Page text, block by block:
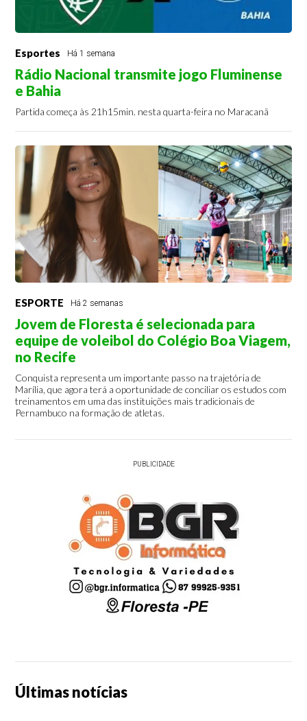
Esportes Há 1 semana
Rádio Nacional transmite jogo Fluminense
e Bahia
Partida começa às 21h15min. nesta quarta-feira no Maracanã
ESPORTE Há 2 semanas
Jovem de Floresta é selecionada para
equipe de voleibol do Colégio Boa Viagem,
no Recife
Conquista representa um importante passo na trajetória de
Marília, que agora terá a oportunidade de conciliar os estudos com
treinamentos em uma das instituições mais tradicionais de
Pernambuco na formação de atletas.
PUBLICIDADE
Últimas notícias